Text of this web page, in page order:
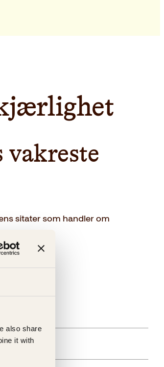
also share
it with
sitater som handler om